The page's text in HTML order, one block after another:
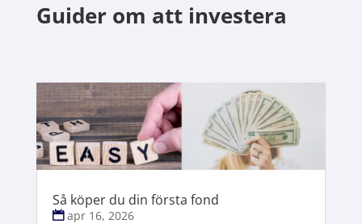
Guider om att investera
Så köper du din första fond
apr 16, 2026